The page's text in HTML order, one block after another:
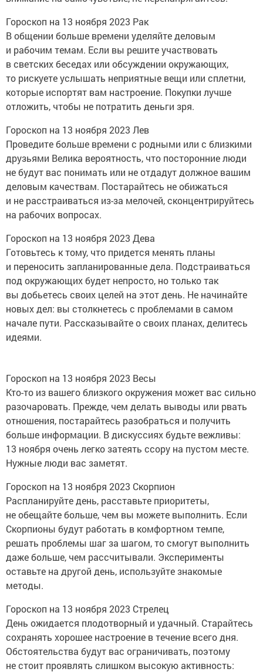
Гороскоп на 13 ноября 2023 Рак
В общении больше времени уделяйте деловым
и рабочим темам. Если вы решите участвовать
в светских беседах или обсуждении окружающих,
то рискуете услышать неприятные вещи или сплетни,
которые испортят вам настроение. Покупки лучше
отложить, чтобы не потратить деньги зря.
Гороскоп на 13 ноября 2023 Лев
Проведите больше времени с родными или с близкими
друзьями Велика вероятность, что посторонние люди
не будут вас понимать или не отдадут должное вашим
деловым качествам. Постарайтесь не обижаться
и не расстраиваться из-за мелочей, сконцентрируйтесь
на рабочих вопросах.
Гороскоп на 13 ноября 2023 Дева
Готовьтесь к тому, что придется менять планы
и переносить запланированные дела. Подстраиваться
под окружающих будет непросто, но только так
вы добьетесь своих целей на этот день. Не начинайте
новых дел: вы столкнетесь с проблемами в самом
начале пути. Рассказывайте о своих планах, делитесь
идеями.
Гороскоп на 13 ноября 2023 Весы
Кто-то из вашего близкого окружения может вас сильно
разочаровать. Прежде, чем делать выводы или рвать
отношения, постарайтесь разобраться и получить
больше информации. В дискуссиях будьте вежливы:
13 ноября очень легко затеять ссору на пустом месте.
Нужные люди вас заметят.
Гороскоп на 13 ноября 2023 Скорпион
Распланируйте день, расставьте приоритеты,
не обещайте больше, чем вы можете выполнить. Если
Скорпионы будут работать в комфортном темпе,
решать проблемы шаг за шагом, то смогут выполнить
даже больше, чем рассчитывали. Эксперименты
оставьте на другой день, используйте знакомые
методы.
Гороскоп на 13 ноября 2023 Стрелец
День ожидается плодотворный и удачный. Старайтесь
сохранять хорошее настроение в течение всего дня.
Обстоятельства будут вас ограничивать, поэтому
не стоит проявлять слишком высокую активность: